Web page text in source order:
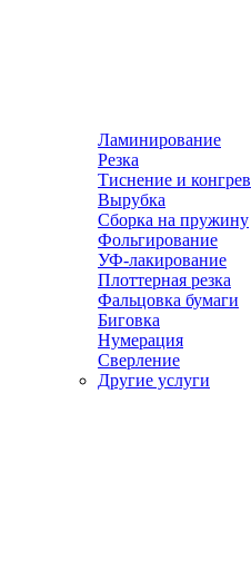
Ламинирование
Резка
Тиснение и конгрев
Вырубка
Сборка на пружину
Фольгирование
УФ-лакирование
Плоттерная резка
Фальцовка бумаги
Биговка
Нумерация
Сверление
Другие услуги